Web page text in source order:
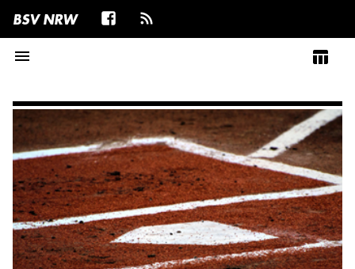
BSV NRW
menu
table_chart